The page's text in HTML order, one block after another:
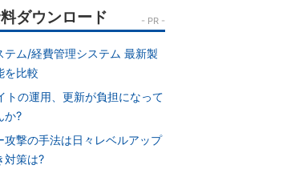
テム/経費管理システム 最新製
を比較
トの運用、更新が負担になって
か?
攻撃の手法は日々レベルアップ
対策は?